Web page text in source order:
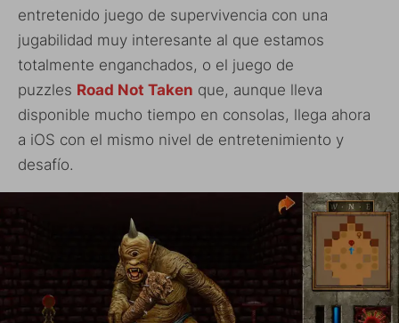
entretenido juego de supervivencia con una
jugabilidad muy interesante al que estamos
totalmente enganchados, o el juego de
puzzles Road Not Taken que, aunque lleva
disponible mucho tiempo en consolas, llega ahora
a iOS con el mismo nivel de entretenimiento y
desafío.